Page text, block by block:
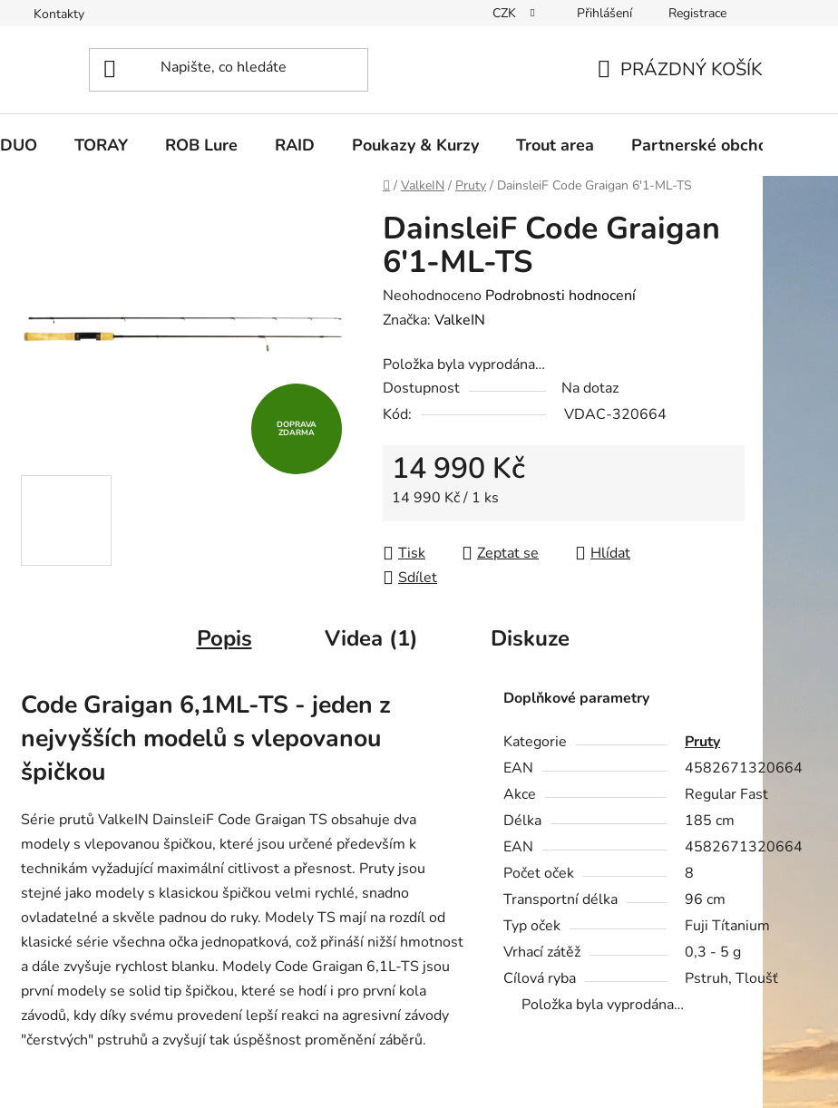
Kontakty CZK Přihlášení Registrace
KOŠÍK
PRÁZDNÝ KOŠÍK
DUO TORAY ROB Lure RAID Poukazy & Kurzy Trout area Partnerské obchody
Domů
/ ValkeIN / Pruty / DainsleiF Code Graigan 6'1-ML-TS
DainsleiF Code Graigan
6'1-ML-TS
Průměrné
hodnocení
je
0,0
z
hvězdiček.
Neohodnoceno Podrobnosti hodnocení
Značka: ValkeIN
Položka byla vyprodána…
Dostupnost
Na dotaz
Kód:
VDAC-320664
14 990 Kč
Měrná cena:
14 990 Kč / 1 ks
Tisk Zeptat se
Hlídat
Sdílet
DOPRAVA
ZDARMA
Popis Videa (1) Diskuze
Code Graigan 6,1ML-TS - jeden z
nejvyšších modelů s vlepovanou
špičkou
Série prutů ValkeIN DainsleiF Code Graigan TS obsahuje dva
modely s vlepovanou špičkou, které jsou určené především k
technikám vyžadující maximální citlivost a přesnost. Pruty jsou
stejné jako modely s klasickou špičkou velmi rychlé, snadno
ovladatelné a skvěle padnou do ruky. Modely TS mají na rozdíl od
klasické série všechna očka jednopatková, což přináší nižší hmotnost
a dále zvyšuje rychlost blanku. Modely Code Graigan 6,1L-TS jsou
první modely se solid tip špičkou, které se hodí i pro první kola
závodů, kdy díky svému provedení lepší reakci na agresivní závody
"čerstvých" pstruhů a zvyšují tak úspěšnost proměnění záběrů.
Doplňkové parametry
Kategorie
Pruty
EAN
4582671320664
Akce
Regular Fast
Délka
185 cm
EAN
4582671320664
Počet oček
8
Transportní délka
96 cm
Typ oček
Fuji Títanium
Vrhací zátěž
0,3 - 5 g
Cílová ryba
Pstruh, Tloušť
Položka byla vyprodána…